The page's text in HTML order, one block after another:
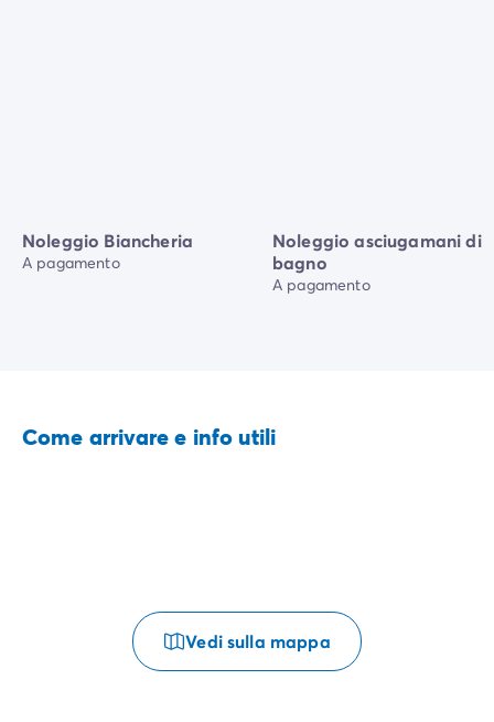
Noleggio Biancheria
A pagamento
Noleggio asciugamani di
bagno
A pagamento
Come arrivare e info utili
Vedi sulla mappa